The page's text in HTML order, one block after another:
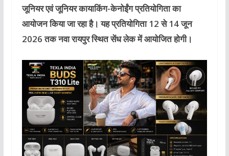
जूनियर एवं जूनियर कायाकिंग-केनोईंग प्रतियोगिता का
आयोजन किया जा रहा है। यह प्रतियोगिता 12 से 14 जून
2026 तक नवा रायपुर स्थित सेंध लेक में आयोजित होगी।